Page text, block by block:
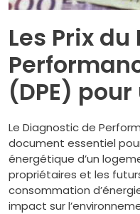
Les Prix
(DPE)
Le Diagnostic de
document essentiel
énergétique d’un
propriétaires et les
consommation
impact sur